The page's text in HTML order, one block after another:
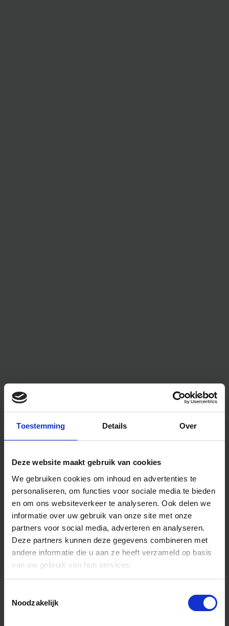
Toestemming Details Over
Deze website maakt gebruik van cookies
We gebruiken cookies om inhoud en advertenties te
personaliseren, om functies voor sociale media te bieden
en om ons websiteverkeer te analyseren. Ook delen we
informatie over uw gebruik van onze site met onze
partners voor social media, adverteren en analyseren.
Deze partners kunnen deze gegevens combineren met
andere informatie die u aan ze heeft verzameld op basis
van uw gebruik van hun services.
Noodzakelijk
Algemene informatie